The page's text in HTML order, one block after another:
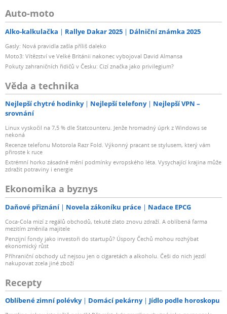
Auto-moto
Alko-kalkulačka Rallye Dakar 2025 Dálniční známka 2025
Gasly: Nová pravidla zašla příliš daleko
Moto3: Vítězství ve Velké Británii nakonec vybojoval David Almansa
Pokuty zahraničních řidičů v Česku: Cizí značka jako privilegium?
Věda a technika
Nejlepší chytré hodinky Nejlepší telefony
Nejlepší VPN –
srovnání
Linux vyskočil na 7,5 % dle Statcounteru. Jenže hromadný úprk z Windows se
nekoná
Recenze telefonu Motorola Razr Fold. Výkonný pracant se stylusem, který vám
přiroste k ruce
Extrémní horko zásadně mění podmínky evropského léta. Vysychající krajina může
zdražit potraviny i energie
Ekonomika a byznys
Daňové přiznání Novela zákoníku práce Nadace EPCG
Coca-Cola mizí z regálů obchodů, tekuté zlato znovu zdraží. A oblíbená farma
mezitím změnila majitele
Penzijní fondy jako investoři do startupů? Úspory Čechů mohou rozhýbat
ekonomický růst
Příhraniční obchody už nejsou jen o cigaretách a alkoholu. Češi do nich jezdí
nakupovat zcela jiné zboží
Recepty
Oblíbené zimní polévky Domácí pekárny Jídlo podle horoskopu